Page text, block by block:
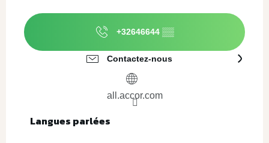
+32646644 ▒▒
Contactez-nous
all.accor.com
Langues parlées
Langues parlées